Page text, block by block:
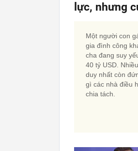
lực, nhưng
Một người con
gia đình công
cha đang suy
40 tỷ USD.
duy nhất còn
gì các nhà điều
chia tách.